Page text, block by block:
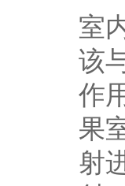
室
该
作
果
射